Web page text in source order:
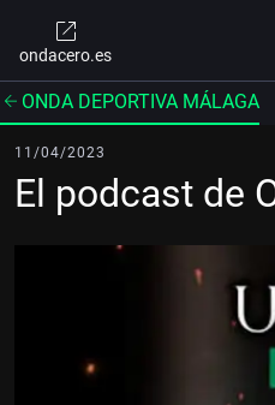
ondacero.es
ONDA DEPORTIVA MÁLAGA
11/04/2023
El podcast de